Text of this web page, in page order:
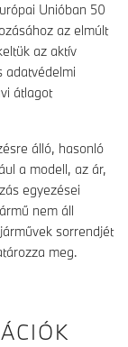
Unióban 50
az elmúlt
az aktív
adatvédelmi
átlagot
álló, hasonló
a modell, az ár,
egyezései
nem áll
sorrendjét
meg.